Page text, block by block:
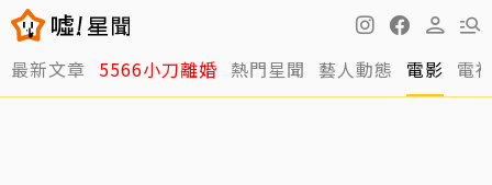
最新文章 5566小刀離婚 熱門星聞 藝人動態 電影 電